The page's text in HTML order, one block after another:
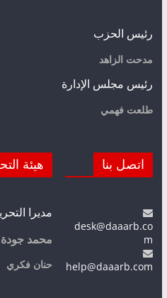
رئيس الحزب
مدحت الزاهد
رئيس مجلس الإدارة
طلعت فهمي
اتصل بنا
desk@daaarb.co
m
help@daaarb.com
هيئة
مديرا
محمد جودة
حنان فكري